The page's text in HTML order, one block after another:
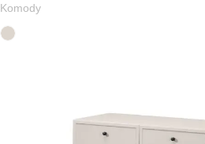
Komody